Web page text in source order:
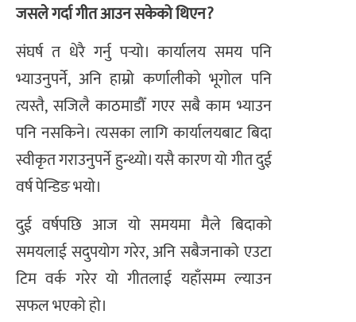
जसले गर्दा गीत आउन सकेको थिएन?
संघर्ष त धेरै गर्नु पर्‍यो। कार्यालय समय पनि
भ्याउनुपर्ने, अनि हाम्रो कर्णालीको भूगोल पनि
त्यस्तै, सजिलै काठमाडौँ गएर सबै काम भ्याउन
पनि नसकिने। त्यसका लागि कार्यालयबाट बिदा
स्वीकृत गराउनुपर्ने हुन्थ्यो। यसै कारण यो गीत दुई
वर्ष पेन्डिङ भयो।
दुई वर्षपछि आज यो समयमा मैले बिदाको
समयलाई सदुपयोग गरेर, अनि सबैजनाको एउटा
टिम वर्क गरेर यो गीतलाई यहाँसम्म ल्याउन
सफल भएको हो।